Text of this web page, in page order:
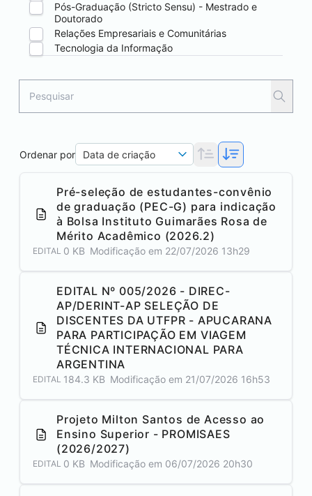
Pós-Graduação (Stricto Sensu) - Mestrado e
Doutorado
Relações Empresariais e Comunitárias
Tecnologia da Informação
Ordenar por Data de criação
Pré-seleção de estudantes-convênio
de graduação (PEC-G) para indicação
à Bolsa Instituto Guimarães Rosa de
Mérito Acadêmico (2026.2)
EDITAL 0 KB Modificação em 22/07/2026 13h29
EDITAL Nº 005/2026 - DIREC-
AP/DERINT-AP SELEÇÃO DE
DISCENTES DA UTFPR - APUCARANA
PARA PARTICIPAÇÃO EM VIAGEM
TÉCNICA INTERNACIONAL PARA
ARGENTINA
EDITAL 184.3 KB Modificação em 21/07/2026 16h53
Projeto Milton Santos de Acesso ao
Ensino Superior - PROMISAES
(2026/2027)
EDITAL 0 KB Modificação em 06/07/2026 20h30